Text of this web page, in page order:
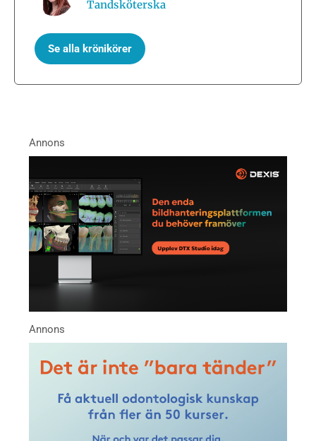
Tandsköterska
Se alla krönikörer